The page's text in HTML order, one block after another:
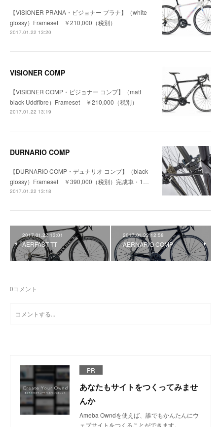
【VISIONER PRANA・ビジョナー プラナ】（white
glossy）Frameset ￥210,000（税別）
2017.01.22 13:20
VISIONER COMP
【VISIONER COMP・ビジョナー コンプ】（matt
black Uddfibre）Frameset ￥210,000（税別）
2017.01.22 13:19
DURNARIO COMP
【DURNARIO COMP・デュナリオ コンプ】（black
glossy）Frameset ￥390,000（税別）完成車・1…
2017.01.22 13:18
2017.01.22 13:01
AERFAST TT
2017.01.22 12:58
AERNARIO COMP
0コメント
PR
あなたもサイトをつくってみませ
んか
Ameba Owndを使えば、誰でもかんたんにウ
ェブサイトをつくることができます。